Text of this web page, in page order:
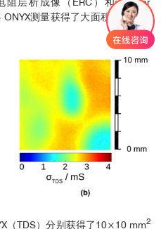
测量获得了大面积石墨烯样
（TDS）分别获得了10×10 mm2